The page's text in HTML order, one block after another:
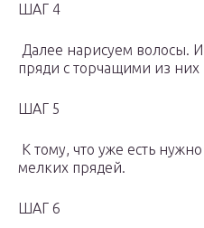
ШАГ 4
Далее нарисуем волосы.
пряди с торчащими из них
ШАГ 5
К тому, что уже есть
мелких прядей.
ШАГ 6